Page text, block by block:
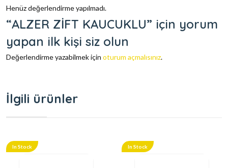
Henüz değerlendirme yapılmadı.
“ALZER ZİFT KAUCUKLU” için yorum
yapan ilk kişi siz olun
Değerlendirme yazabilmek için oturum açmalısınız.
İlgili ürünler
In Stock In Stock